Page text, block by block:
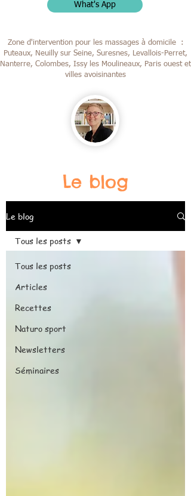
What's App
Zone d'intervention pour les massages à domicile :
Puteaux, Neuilly sur Seine, Suresnes, Levallois-Perret,
Nanterre, Colombes, Issy les Moulineaux, Paris ouest et
villes avoisinantes
Le blog
Le blog
Tous les posts
Articles
Recettes
Naturo sport
Newsletters
Séminaires
Tous les posts